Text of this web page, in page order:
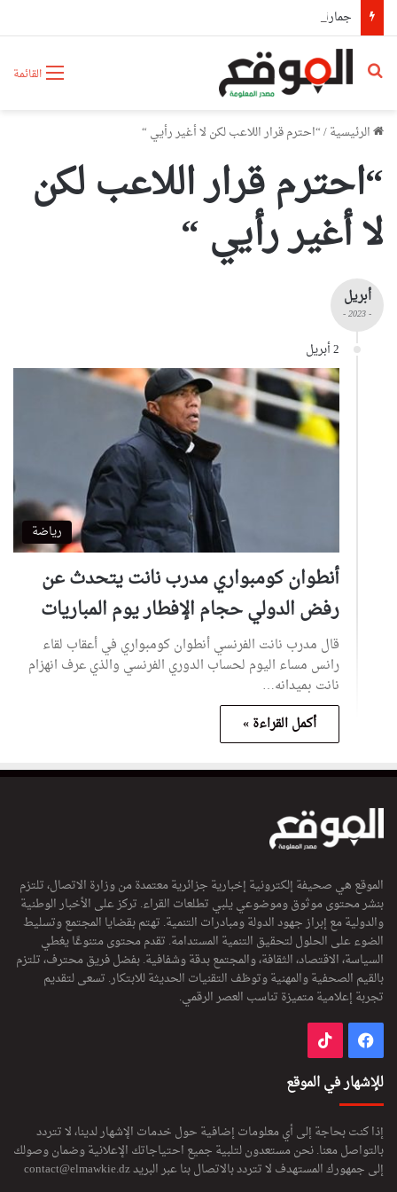
القائمة بحث عن
الرئيسية/“احترم قرار اللاعب لكن لا أغير رأيي “
“احترم قرار اللاعب لكن
لا أغير رأيي “
أبريل
- 2023 -
2 أبريل
رياضة
أنطوان كومبواري مدرب نانت يتحدث عن
رفض الدولي حجام الإفطار يوم المباريات
قال مدرب نانت الفرنسي أنطوان كومبواري في أعقاب لقاء
رانس مساء اليوم لحساب الدوري الفرنسي والذي عرف انهزام
نانت بميدانه…
أكمل القراءة »
الموقع هي صحيفة إلكترونية إخبارية جزائرية معتمدة من وزارة الاتصال، تلتزم
بنشر محتوى موثوق وموضوعي يلبي تطلعات القراء. تركز على الأخبار الوطنية
والدولية مع إبراز جهود الدولة ومبادرات التنمية. تهتم بقضايا المجتمع وتسليط
الضوء على الحلول لتحقيق التنمية المستدامة. تقدم محتوى متنوعًا يغطي
السياسة، الاقتصاد، الثقافة، والمجتمع بدقة وشفافية. بفضل فريق محترف، تلتزم
بالقيم الصحفية والمهنية وتوظف التقنيات الحديثة للابتكار. تسعى لتقديم
تجربة إعلامية متميزة تناسب العصر الرقمي.
فيسبوك
للإشهار في الموقع
إذا كنت بحاجة إلى أي معلومات إضافية حول خدمات الإشهار لدينا، لا تتردد
بالتواصل معنا. نحن مستعدون لتلبية جميع احتياجاتك الإعلانية وضمان وصولك
إلى جمهورك المستهدف لا تتردد بالاتصال بنا عبر البريدcontact@elmawkie.dz